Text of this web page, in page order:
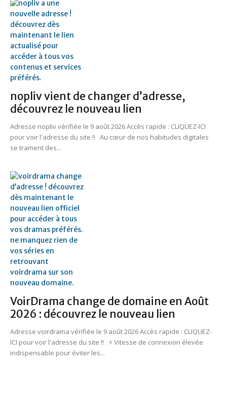
nopliv vient de changer d’adresse,
découvrez le nouveau lien
Adresse nopliv vérifiée le 9 août 2026 Accès rapide : CLIQUEZ-ICI
pour voir l'adresse du site !! Au cœur de nos habitudes digitales
se trament des...
VoirDrama change de domaine en Août
2026 : découvrez le nouveau lien
Adresse voirdrama vérifiée le 9 août 2026 Accès rapide : CLIQUEZ-
ICI pour voir l'adresse du site !! ⚡ Vitesse de connexion élevée
indispensable pour éviter les...